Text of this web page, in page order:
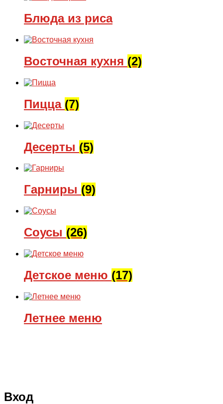
Блюда из риса
Восточная кухня (2)
Пицца (7)
Десерты (5)
Гарниры (9)
Соусы (26)
Детское меню (17)
Летнее меню
Вход